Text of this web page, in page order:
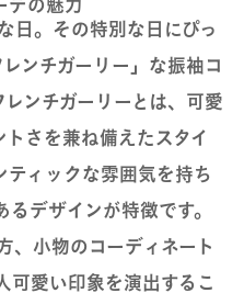
デの魅力
日。その特別な日にぴっ
ンチガーリー」な振袖コ
ンチガーリーとは、可愛
トさを兼ね備えたスタイ
ティックな雰囲気を持ち
デザインが特徴です。
、小物のコーディネート
可愛い印象を演出するこ